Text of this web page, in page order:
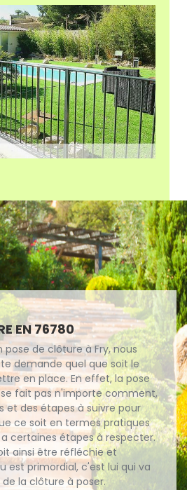
EN 76780
de clôture à Fry, nous
demande quel que soit le
en place. En effet, la pose
fait pas n'importe comment,
et des étapes à suivre pour
ce soit en termes pratiques
certaines étapes à respecter.
ainsi être réfléchie et
est primordial, c'est lui qui va
la clôture à poser.